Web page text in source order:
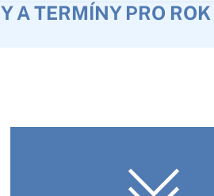
A TERMÍNY PRO